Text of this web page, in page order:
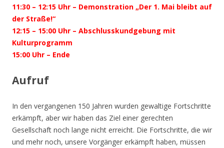
11:30 – 12:15 Uhr – Demonstration „Der 1. Mai bleibt auf
der Straße!“
12:15 – 15:00 Uhr – Abschlusskundgebung mit
Kulturprogramm
15:00 Uhr – Ende
Aufruf
In den vergangenen 150 Jahren wurden gewaltige Fortschritte
erkämpft, aber wir haben das Ziel einer gerechten
Gesellschaft noch lange nicht erreicht. Die Fortschritte, die wir
und mehr noch, unsere Vorgänger erkämpft haben, müssen